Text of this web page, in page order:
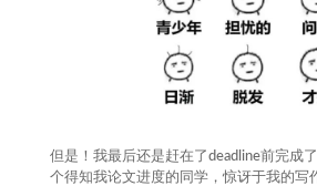
但是！我最后还是赶在了deadline前完成
个得知我论文进度的同学，惊讶于我的写